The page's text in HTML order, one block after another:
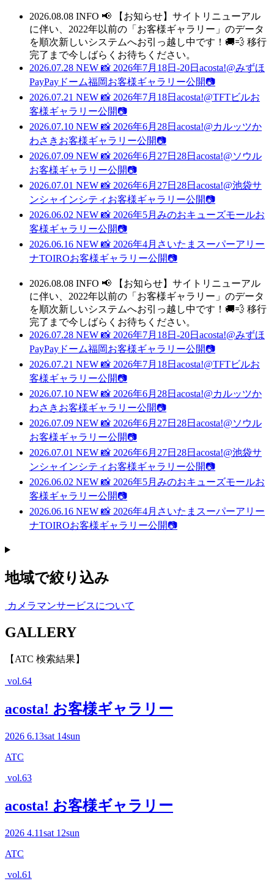
2026.08.08 INFO 📢 【お知らせ】サイトリニューアル
に伴い、2022年以前の「お客様ギャラリー」のデータ
を順次新しいシステムへお引っ越し中です！🚚💨 移行
完了まで今しばらくお待ちください。
2026.07.28 NEW 📸 2026年7月18日-20日acosta!@みずほ
PayPayドーム福岡お客様ギャラリー公開📷
2026.07.21 NEW 📸 2026年7月18日acosta!@TFTビルお
客様ギャラリー公開📷
2026.07.10 NEW 📸 2026年6月28日acosta!@カルッツか
わさきお客様ギャラリー公開📷
2026.07.09 NEW 📸 2026年6月27日28日acosta!@ソウル
お客様ギャラリー公開📷
2026.07.01 NEW 📸 2026年6月27日28日acosta!@池袋サ
ンシャインシティお客様ギャラリー公開📷
2026.06.02 NEW 📸 2026年5月みのおキューズモールお
客様ギャラリー公開📷
2026.06.16 NEW 📸 2026年4月さいたまスーパーアリー
ナTOIROお客様ギャラリー公開📷
2026.08.08 INFO 📢 【お知らせ】サイトリニューアル
に伴い、2022年以前の「お客様ギャラリー」のデータ
を順次新しいシステムへお引っ越し中です！🚚💨 移行
完了まで今しばらくお待ちください。
2026.07.28 NEW 📸 2026年7月18日-20日acosta!@みずほ
PayPayドーム福岡お客様ギャラリー公開📷
2026.07.21 NEW 📸 2026年7月18日acosta!@TFTビルお
客様ギャラリー公開📷
2026.07.10 NEW 📸 2026年6月28日acosta!@カルッツか
わさきお客様ギャラリー公開📷
2026.07.09 NEW 📸 2026年6月27日28日acosta!@ソウル
お客様ギャラリー公開📷
2026.07.01 NEW 📸 2026年6月27日28日acosta!@池袋サ
ンシャインシティお客様ギャラリー公開📷
2026.06.02 NEW 📸 2026年5月みのおキューズモールお
客様ギャラリー公開📷
2026.06.16 NEW 📸 2026年4月さいたまスーパーアリー
ナTOIROお客様ギャラリー公開📷
地域で絞り込み
カメラマンサービスについて
GALLERY
【ATC 検索結果】
vol.64
acosta! お客様ギャラリー
2026 6.13sat 14sun
ATC
vol.63
acosta! お客様ギャラリー
2026 4.11sat 12sun
ATC
vol.61